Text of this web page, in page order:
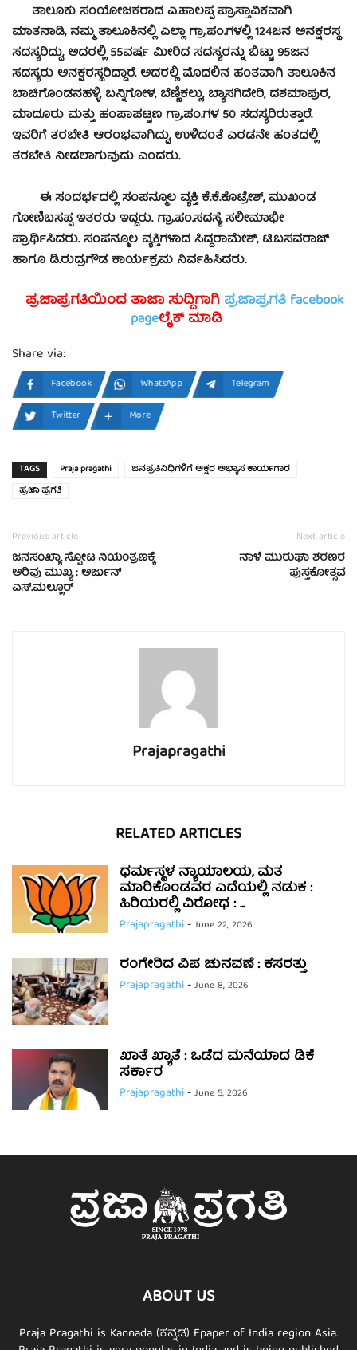
ತಾಲೂಕು ಸಂಯೋಜಕರಾದ ಎ.ಹಾಲಪ್ಪ ಪ್ರಾಸ್ತಾವಿಕವಾಗಿ
ಮಾತನಾಡಿ, ನಮ್ಮ ತಾಲೂಕಿನಲ್ಲಿ ಎಲ್ಲಾ ಗ್ರಾ.ಪಂ.ಗಳಲ್ಲಿ 124ಜನ ಅನಕ್ಷರಸ್ಥ
ಸದಸ್ಯರಿದ್ದು, ಅದರಲ್ಲಿ 55ವರ್ಷ ಮೀರಿದ ಸದಸ್ಯರನ್ನು ಬಿಟ್ಟು 95ಜನ
ಸದಸ್ಯರು ಅನಕ್ಷರಸ್ಥರಿದ್ದಾರೆ. ಅದರಲ್ಲಿ ಮೊದಲಿನ ಹಂತವಾಗಿ ತಾಲೂಕಿನ
ಬಾಚಿಗೊಂಡನಹಳ್ಳಿ, ಬನ್ನಿಗೋಳ, ಬೆಣ್ಣಿಕಲ್ಲು, ಬ್ಯಾಸಗಿದೇರಿ, ದಶಮಾಪುರ,
ಮಾದೂರು ಮತ್ತು ಹಂಪಾಪಟ್ಟಣ ಗ್ರಾ.ಪಂ.ಗಳ 50 ಸದಸ್ಯರಿರುತ್ತಾರೆ.
ಇವರಿಗೆ ತರಬೇತಿ ಆರಂಭವಾಗಿದ್ದು, ಉಳಿದಂತೆ ಎರಡನೇ ಹಂತದಲ್ಲಿ
ತರಬೇತಿ ನೀಡಲಾಗುವುದು ಎಂದರು.
ಈ ಸಂದರ್ಭದಲ್ಲಿ ಸಂಪನ್ಮೂಲ ವ್ಯಕ್ತಿ ಕೆ.ಕೆ.ಕೊಟ್ರೇಶ್, ಮುಖಂಡ
ಗೋಣಿಬಸಪ್ಪ ಇತರರು ಇದ್ದರು. ಗ್ರಾ.ಪಂ.ಸದಸ್ಯೆ ಸಲೀಮಾಭೀ
ಪ್ರಾರ್ಥಿಸಿದರು. ಸಂಪನ್ಮೂಲ ವ್ಯಕ್ತಿಗಳಾದ ಸಿದ್ದರಾಮೇಶ್, ಟಿ.ಬಸವರಾಜ್
ಹಾಗೂ ಡಿ.ರುದ್ರಗೌಡ ಕಾರ್ಯಕ್ರಮ ನಿರ್ವಹಿಸಿದರು.
ಪ್ರಜಾಪ್ರಗತಿಯಿಂದ ತಾಜಾ ಸುದ್ದಿಗಾಗಿ ಪ್ರಜಾಪ್ರಗತಿ facebook
pageಲೈಕ್ ಮಾಡಿ
Share via:
Facebook WhatsApp
Telegram
Twitter
More
TAGS Praja pragathi
ಜನಪ್ರತಿನಿಧಿಗಳಿಗೆ ಅಕ್ಷರ ಅಭ್ಯಾಸ ಕಾರ್ಯಗಾರ
ಪ್ರಜಾ ಪ್ರಗತಿ
Previous article
ಜನಸಂಖ್ಯಾ ಸ್ಪೋಟ ನಿಯಂತ್ರಣಕ್ಕೆ
ಅರಿವು ಮುಖ್ಯ : ಅರ್ಜುನ್
ಎಸ್.ಮಲ್ಲೂರ್
Next article
ನಾಳೆ ಮುರುಘಾ ಶರಣರ
ಪುಸ್ತಕೋತ್ಸವ
Prajapragathi
RELATED ARTICLES
ಧರ್ಮಸ್ಥಳ ನ್ಯಾಯಾಲಯ, ಮತ
ಮಾರಿಕೊಂಡವರ ಎದೆಯಲ್ಲಿ ನಡುಕ :
ಹಿರಿಯರಲ್ಲಿ ವಿರೋಧ : ...
Prajapragathi-June 22, 2026
ರಂಗೇರಿದ ವಿಪ ಚುನವಣೆ : ಕಸರತ್ತು
Prajapragathi-June 8, 2026
ಖಾತೆ ಖ್ಯಾತೆ : ಒಡೆದ ಮನೆಯಾದ ಡಿಕೆ
ಸರ್ಕಾರ
Prajapragathi-June 5, 2026
ABOUT US
Praja Pragathi is Kannada (ಕನ್ನಡ) Epaper of India region Asia.